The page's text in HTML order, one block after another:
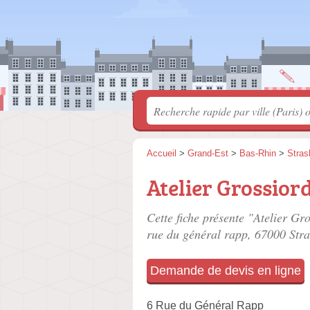
Accueil > Grand-Est > Bas-Rhin >
Atelier
Cette fiche présente "Atelier
rue du général rapp, 67000
Demande de devis en ligne
6 Rue du Général Rapp